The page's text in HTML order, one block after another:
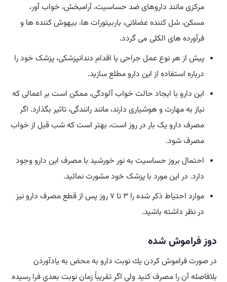
مرکزی مانند داروهای ضد حساسیت، آرامبخش، خواب آور،
مسکن، شل کننده عضلانی، باربیتورات ها، بیهوش کننده ها و
فرآورده های الکلی می گردد.
پیش از هر نوع عمل جراحی یا اقدام دندانپزشکی، پزشک خود را
درباره استفاده از این دارو مطلع سازید.
این دارو با ایجاد حالت خواب آلودگی، ممکن است بر اعمالی که
نیاز به مهارت و هوشیاری دارند، مانند رانندگی، تاثیر بگذارد. اگر
مصرف دارو یک بار در روز است، بهتر است که شب قبل از خواب
مصرف شود.
احتمال بروز حساسیت به نور خورشید با مصرف این دارو وجود
دارد. در این مورد با پزشک خود مشورت نمائید.
موارد احتیاط ذکر شده را ۳ تا ۷ روز پس از قطع مصرف دارو نیز
در نظر داشته باشید.
دوز فراموش شده
در صورت فراموش كردن يك نوبت دارو بهمحض به يادآوردن
بلافاصله آن را مصرف كنيد ولي اگر تقريباً زمان نوبت بعدي فرا رسيده